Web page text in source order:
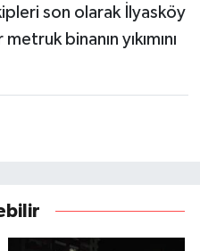
son olarak İlyasköy
binanın yıkımını